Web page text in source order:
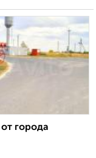
города